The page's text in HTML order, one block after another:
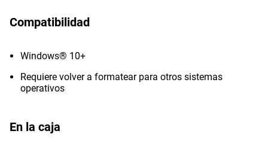
Compatibilidad
Windows® 10+
Requiere volver a formatear para otros sistemas
operativos
En la caja